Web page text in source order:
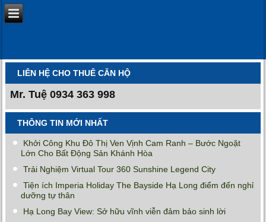
LIÊN HỆ CHO THUÊ CĂN HỘ
Mr. Tuệ 0934 363 998
THÔNG TIN MỚI NHẤT
Khởi Công Khu Đô Thị Ven Vịnh Cam Ranh – Bước Ngoặt
Lớn Cho Bất Động Sản Khánh Hòa
Trải Nghiệm Virtual Tour 360 Sunshine Legend City
Tiện ích Imperia Holiday The Bayside Hạ Long điểm đến nghỉ
dưỡng tự thân
Hạ Long Bay View: Sở hữu vĩnh viễn đảm bảo sinh lời